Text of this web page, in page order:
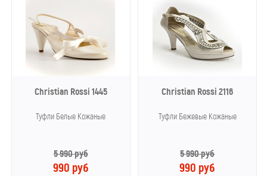
Christian Rossi 1445
Туфли Белые Кожаные
5 990 руб
990 руб
Christian Rossi 2116
Туфли Бежевые Кожаные
5 990 руб
990 руб